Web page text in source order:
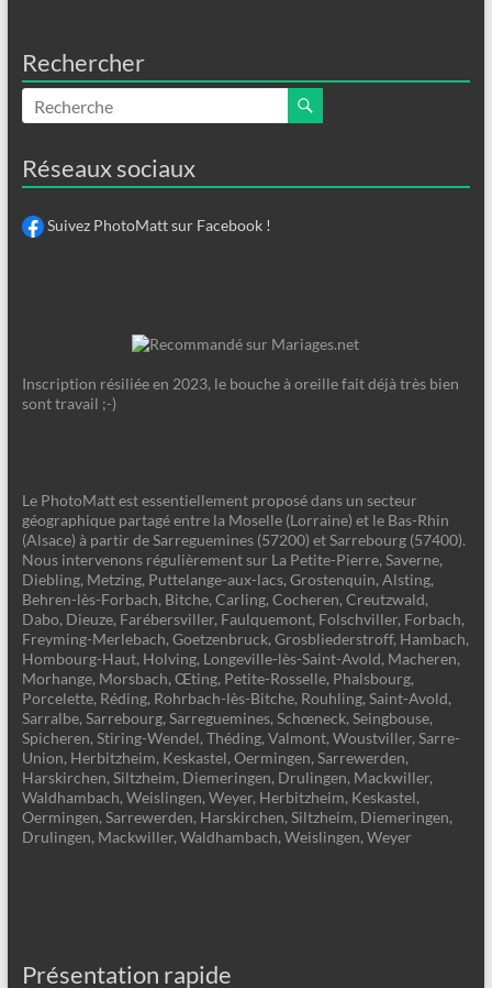
Rechercher
Réseaux sociaux
Suivez PhotoMatt sur Facebook !
Inscription résiliée en 2023, le bouche à oreille fait déjà très bien
sont travail ;-)
Le PhotoMatt est essentiellement proposé dans un secteur
géographique partagé entre la Moselle (Lorraine) et le Bas-Rhin
(Alsace) à partir de Sarreguemines (57200) et Sarrebourg (57400).
Nous intervenons régulièrement sur La Petite-Pierre, Saverne,
Diebling, Metzing, Puttelange-aux-lacs, Grostenquin, Alsting,
Behren-lès-Forbach, Bitche, Carling, Cocheren, Creutzwald,
Dabo, Dieuze, Farébersviller, Faulquemont, Folschviller, Forbach,
Freyming-Merlebach, Goetzenbruck, Grosbliederstroff, Hambach,
Hombourg-Haut, Holving, Longeville-lès-Saint-Avold, Macheren,
Morhange, Morsbach, Œting, Petite-Rosselle, Phalsbourg,
Porcelette, Réding, Rohrbach-lès-Bitche, Rouhling, Saint-Avold,
Sarralbe, Sarrebourg, Sarreguemines, Schœneck, Seingbouse,
Spicheren, Stiring-Wendel, Théding, Valmont, Woustviller, Sarre-
Union, Herbitzheim, Keskastel, Oermingen, Sarrewerden,
Harskirchen, Siltzheim, Diemeringen, Drulingen, Mackwiller,
Waldhambach, Weislingen, Weyer, Herbitzheim, Keskastel,
Oermingen, Sarrewerden, Harskirchen, Siltzheim, Diemeringen,
Drulingen, Mackwiller, Waldhambach, Weislingen, Weyer
Présentation rapide